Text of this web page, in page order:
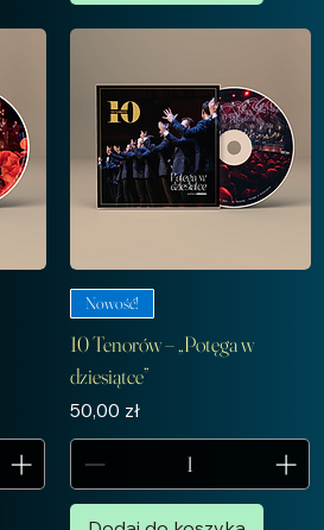
Nowość!
10 Tenorów – „Potęga w
dziesiątce”
Cena
50,00 zł